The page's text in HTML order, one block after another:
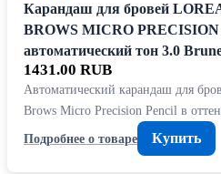
Карандаш для бровей
BROWS MICRO
автоматический тон 3.0
1431.00 RUB
Автоматический карандаш для
Brows Micro Precision Pencil в
Подробнее о товаре
Купить